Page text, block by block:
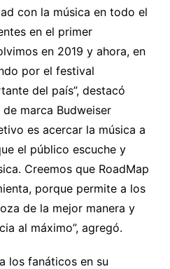
con la música en todo el
en el primer
en 2019 y ahora, en
por el festival
del país”, destacó
marca Budweiser
es acercar la música a
el público escuche y
Creemos que RoadMap
porque permite a los
de la mejor manera y
al máximo”, agregó.
los fanáticos en su